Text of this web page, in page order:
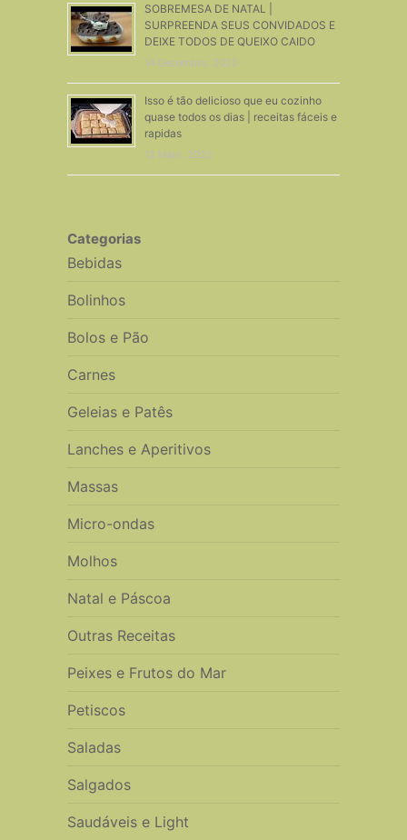
SOBREMESA DE NATAL |
SURPREENDA SEUS CONVIDADOS E
DEIXE TODOS DE QUEIXO CAIDO
14 Dezembro, 2020
Isso é tão delicioso que eu cozinho
quase todos os dias | receitas fáceis e
rapidas
12 Maio, 2022
Categorias
Bebidas
Bolinhos
Bolos e Pão
Carnes
Geleias e Patês
Lanches e Aperitivos
Massas
Micro-ondas
Molhos
Natal e Páscoa
Outras Receitas
Peixes e Frutos do Mar
Petiscos
Saladas
Salgados
Saudáveis e Light